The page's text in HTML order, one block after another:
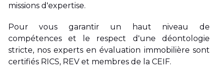
missions d'expertise.
Pour vous garantir un haut niveau de
compétences et le respect d'une déontologie
stricte, nos experts en évaluation immobilière sont
certifiés RICS, REV et membres de la CEIF.